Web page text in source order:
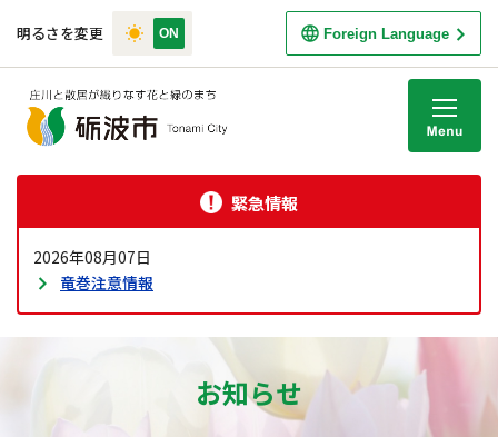
明るさを変更 Foreign Language
緊急情報
2026年08月07日
竜巻注意情報
お知らせ